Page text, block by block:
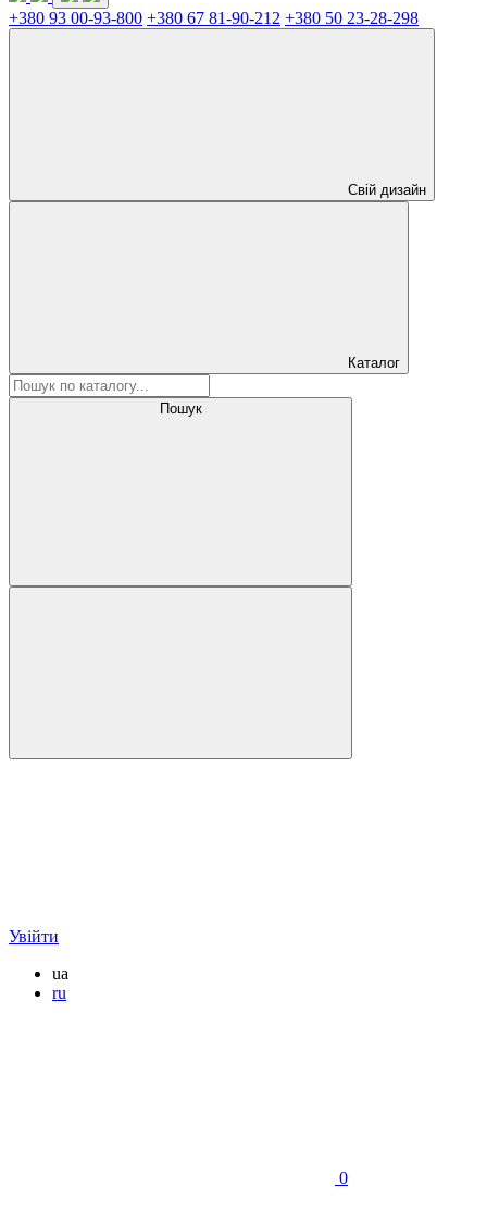
+380 93 00-93-800 +380 67 81-90-212 +380 50 23-28-298
Свій дизайн
Каталог
Пошук
Увійти
ua
ru
0